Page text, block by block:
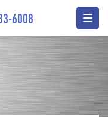
6008